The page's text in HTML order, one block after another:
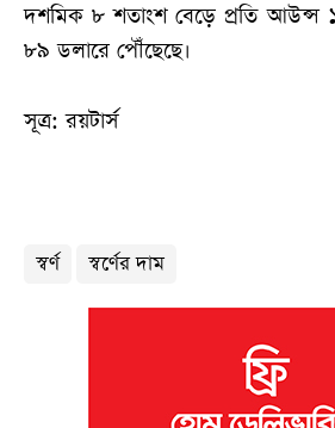
দশমিক ৮ শতাংশ বেড়ে প্রতি আউন্স
৮৯ ডলারে পৌঁছেছে।
সূত্র: রয়টার্স
স্বর্ণ স্বর্ণের দাম